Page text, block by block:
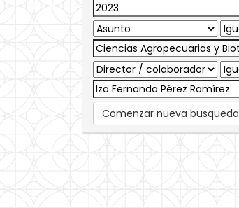
Comenzar nueva busqueda